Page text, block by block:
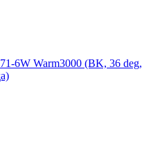
6W Warm3000 (BK, 36 deg,